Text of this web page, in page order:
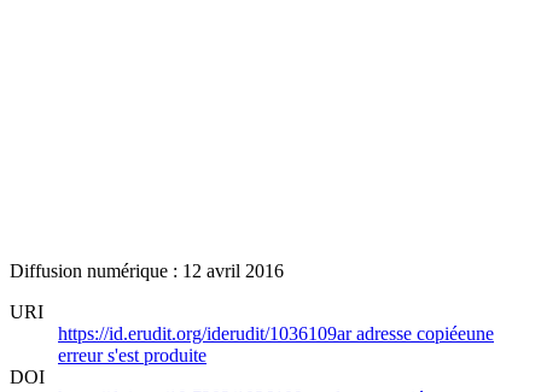
Diffusion numérique : 12 avril 2016
URI
https://id.erudit.org/iderudit/1036109aradresse copiéeune
erreur s'est produite
DOI